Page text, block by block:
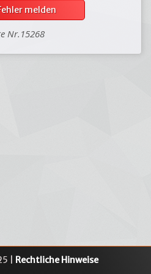
melden
Nr.15268
| Rechtliche Hinweise